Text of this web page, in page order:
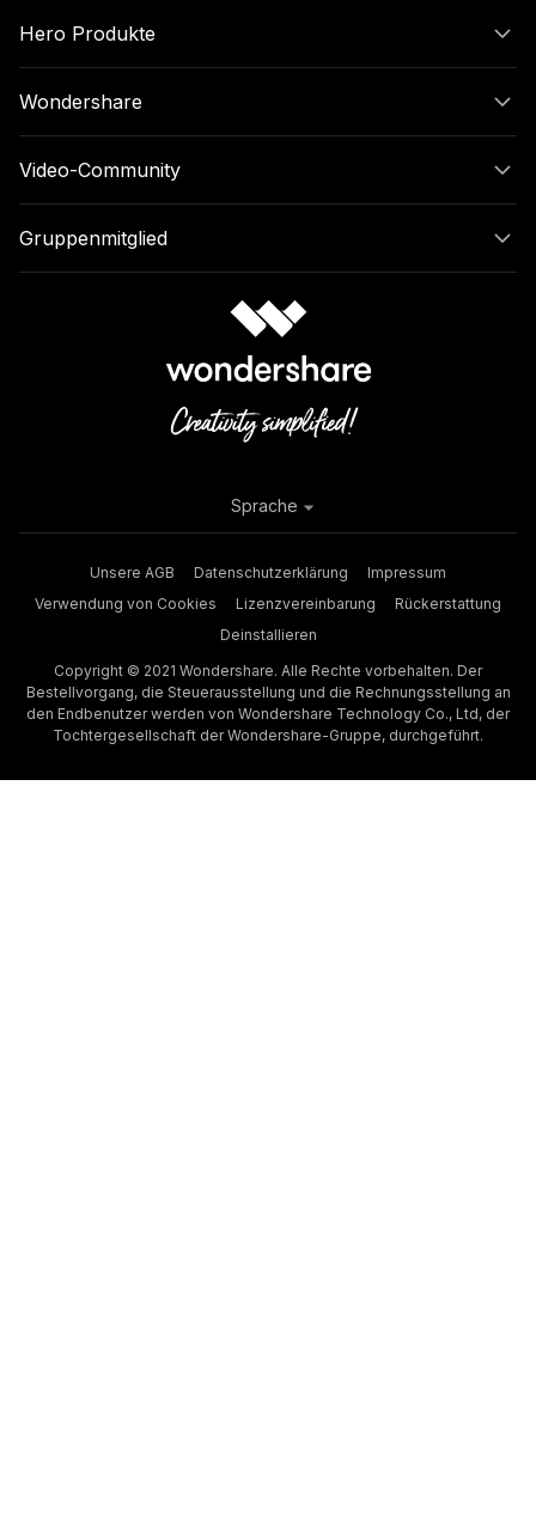
Hero Produkte
Wondershare
Video-Community
Gruppenmitglied
Unsere AGB Datenschutzerklärung
Impressum
Verwendung von Cookies
Lizenzvereinbarung
Rückerstattung
Deinstallieren
Copyright © 2021 Wondershare. Alle Rechte vorbehalten. Der
Bestellvorgang, die Steuerausstellung und die Rechnungsstellung an
den Endbenutzer werden von Wondershare Technology Co., Ltd, der
Tochtergesellschaft der Wondershare-Gruppe, durchgeführt.
Sprache